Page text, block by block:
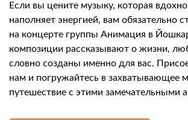
Если вы цените музыку, которая
наполняет энергией, вам обязательно
на концерте группы Анимация в
композиции рассказывают о жизни,
словно созданы именно для вас.
нам и погружайтесь в захватывающее
путешествие с этими замечательными